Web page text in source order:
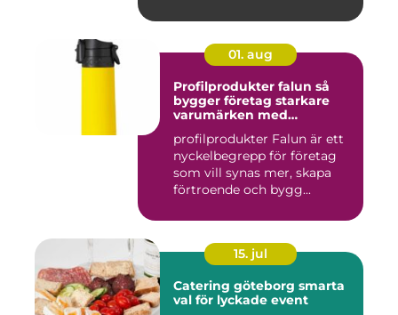
01. aug
Profilprodukter falun så
bygger företag starkare
varumärken med
profilprodukter Falun är ett
nyckelbegrepp för företag
som vill synas mer, skapa
förtroende och bygg...
15. jul
Catering göteborg smarta
val för lyckade event